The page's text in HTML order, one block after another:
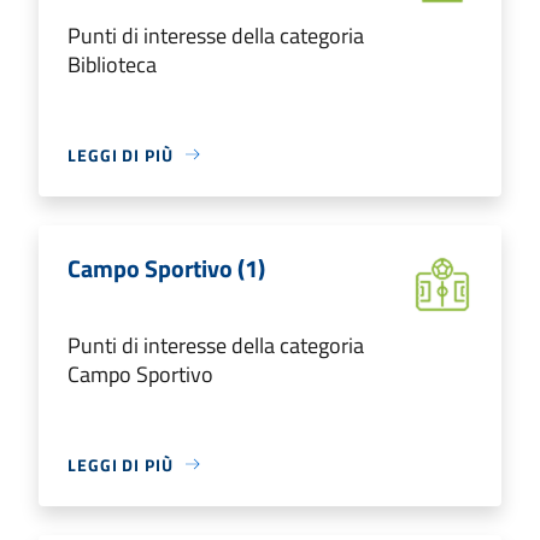
Punti di interesse della categoria
Biblioteca
LEGGI DI PIÙ
Campo Sportivo (1)
Punti di interesse della categoria
Campo Sportivo
LEGGI DI PIÙ